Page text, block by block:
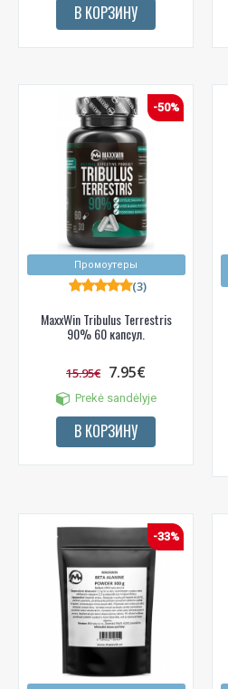
В КОРЗИНУ
Промоутеры
-50%
MaxxWin Tribulus Terrestris
90% 60 капсул.
(3)
15.95€ 7.95€
Prekė sandėlyje
В КОРЗИНУ
-33%